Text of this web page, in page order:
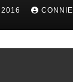
CONNIE